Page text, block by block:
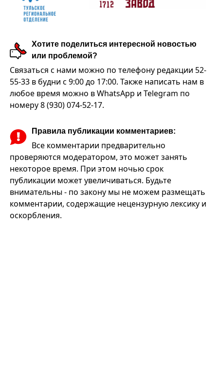
Хотите поделиться интересной новостью
или проблемой?
Связаться с нами можно по телефону редакции 52-
55-33 в будни с 9:00 до 17:00. Также написать нам в
любое время можно в WhatsApp и Telegram по
номеру 8 (930) 074-52-17.
Правила публикации комментариев:
Все комментарии предварительно
проверяются модератором, это может занять
некоторое время. При этом ночью срок
публикации может увеличиваться. Будьте
внимательны - по закону мы не можем размещать
комментарии, содержащие нецензурную лексику и
оскорбления.